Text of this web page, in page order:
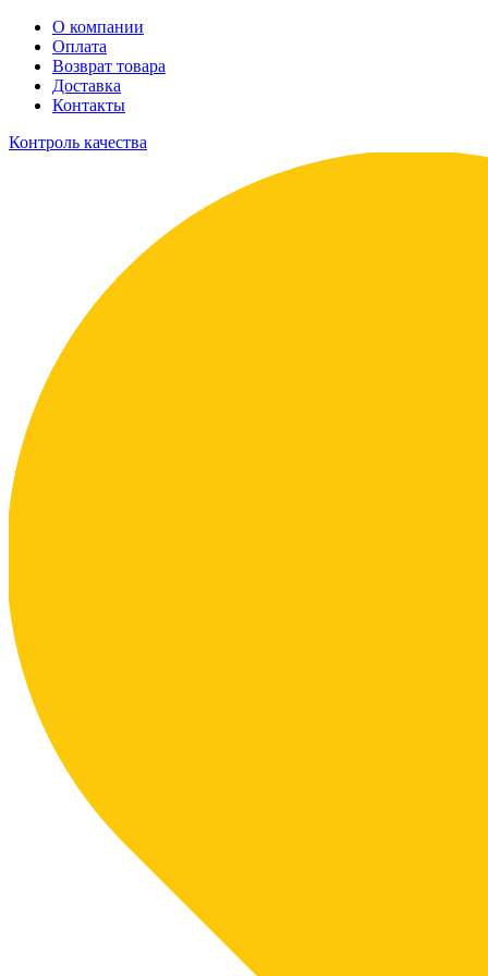
О компании
Оплата
Возврат товара
Доставка
Контакты
Контроль качества